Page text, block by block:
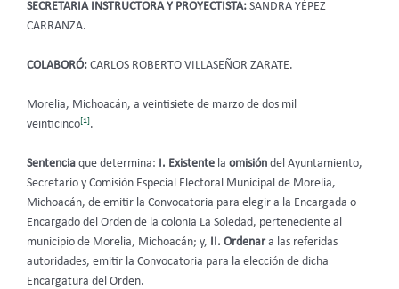
SECRETARIA INSTRUCTORA Y PROYECTISTA: SANDRA YÉPEZ
CARRANZA.
COLABORÓ: CARLOS ROBERTO VILLASEÑOR ZARATE.
Morelia, Michoacán, a veintisiete de marzo de dos mil
veinticinco[1].
Sentencia que determina: I. Existente la omisión del Ayuntamiento,
Secretario y Comisión Especial Electoral Municipal de Morelia,
Michoacán, de emitir la Convocatoria para elegir a la Encargada o
Encargado del Orden de la colonia La Soledad, perteneciente al
municipio de Morelia, Michoacán; y,
II. Ordenara las referidas
autoridades, emitir la Convocatoria para la elección de dicha
Encargatura del Orden.